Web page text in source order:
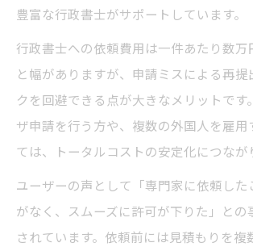
豊富な行政書士がサポートしています。
行政書士への依頼費用は一件あたり数万
と幅がありますが、申請ミスによる再提
クを回避できる点が大きなメリットです
ザ申請を行う方や、複数の外国人を雇用
ては、トータルコストの安定化につなが
ユーザーの声として「専門家に依頼した
がなく、スムーズに許可が下りた」との
されています。依頼前には見積もりを複